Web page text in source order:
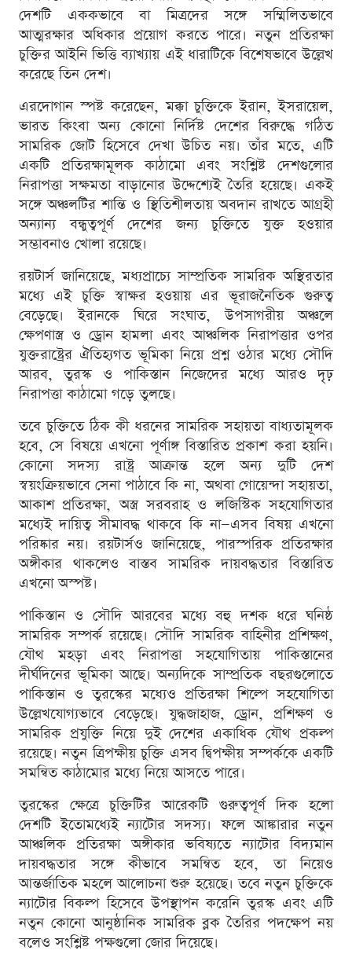
দেশটি এককভাবে বা মিত্রদের সঙ্গে সম্মিলিতভাবে
আত্মরক্ষার অধিকার প্রয়োগ করতে পারে। নতুন প্রতিরক্ষা
চুক্তির আইনি ভিত্তি ব্যাখ্যায় এই ধারাটিকে বিশেষভাবে উল্লেখ
করেছে তিন দেশ।
এরদোগান স্পষ্ট করেছেন, মক্কা চুক্তিকে ইরান, ইসরায়েল,
ভারত কিংবা অন্য কোনো নির্দিষ্ট দেশের বিরুদ্ধে গঠিত
সামরিক জোট হিসেবে দেখা উচিত নয়। তাঁর মতে, এটি
একটি প্রতিরক্ষামূলক কাঠামো এবং সংশ্লিষ্ট দেশগুলোর
নিরাপত্তা সক্ষমতা বাড়ানোর উদ্দেশ্যেই তৈরি হয়েছে। একই
সঙ্গে অঞ্চলটির শান্তি ও স্থিতিশীলতায় অবদান রাখতে আগ্রহী
অন্যান্য বন্ধুত্বপূর্ণ দেশের জন্য চুক্তিতে যুক্ত হওয়ার
সম্ভাবনাও খোলা রয়েছে।
রয়টার্স জানিয়েছে, মধ্যপ্রাচ্যে সাম্প্রতিক সামরিক অস্থিরতার
মধ্যে এই চুক্তি স্বাক্ষর হওয়ায় এর ভূরাজনৈতিক গুরুত্ব
বেড়েছে। ইরানকে ঘিরে সংঘাত, উপসাগরীয় অঞ্চলে
ক্ষেপণাস্ত্র ও ড্রোন হামলা এবং আঞ্চলিক নিরাপত্তার ওপর
যুক্তরাষ্ট্রের ঐতিহ্যগত ভূমিকা নিয়ে প্রশ্ন ওঠার মধ্যে সৌদি
আরব, তুরস্ক ও পাকিস্তান নিজেদের মধ্যে আরও দৃঢ়
নিরাপত্তা কাঠামো গড়ে তুলছে।
তবে চুক্তিতে ঠিক কী ধরনের সামরিক সহায়তা বাধ্যতামূলক
হবে, সে বিষয়ে এখনো পূর্ণাঙ্গ বিস্তারিত প্রকাশ করা হয়নি।
কোনো সদস্য রাষ্ট্র আক্রান্ত হলে অন্য দুটি দেশ
স্বয়ংক্রিয়ভাবে সেনা পাঠাবে কি না, অথবা গোয়েন্দা সহায়তা,
আকাশ প্রতিরক্ষা, অস্ত্র সরবরাহ ও লজিস্টিক সহযোগিতার
মধ্যেই দায়িত্ব সীমাবদ্ধ থাকবে কি না—এসব বিষয় এখনো
পরিষ্কার নয়। রয়টার্সও জানিয়েছে, পারস্পরিক প্রতিরক্ষার
অঙ্গীকার থাকলেও বাস্তব সামরিক দায়বদ্ধতার বিস্তারিত
এখনো অস্পষ্ট।
পাকিস্তান ও সৌদি আরবের মধ্যে বহু দশক ধরে ঘনিষ্ঠ
সামরিক সম্পর্ক রয়েছে। সৌদি সামরিক বাহিনীর প্রশিক্ষণ,
যৌথ মহড়া এবং নিরাপত্তা সহযোগিতায় পাকিস্তানের
দীর্ঘদিনের ভূমিকা আছে। অন্যদিকে সাম্প্রতিক বছরগুলোতে
পাকিস্তান ও তুরস্কের মধ্যেও প্রতিরক্ষা শিল্পে সহযোগিতা
উল্লেখযোগ্যভাবে বেড়েছে। যুদ্ধজাহাজ, ড্রোন, প্রশিক্ষণ ও
সামরিক প্রযুক্তি নিয়ে দুই দেশের একাধিক যৌথ প্রকল্প
রয়েছে। নতুন ত্রিপক্ষীয় চুক্তি এসব দ্বিপক্ষীয় সম্পর্ককে একটি
সমন্বিত কাঠামোর মধ্যে নিয়ে আসতে পারে।
তুরস্কের ক্ষেত্রে চুক্তিটির আরেকটি গুরুত্বপূর্ণ দিক হলো
দেশটি ইতোমধ্যেই ন্যাটোর সদস্য। ফলে আঙ্কারার নতুন
আঞ্চলিক প্রতিরক্ষা অঙ্গীকার ভবিষ্যতে ন্যাটোর বিদ্যমান
দায়বদ্ধতার সঙ্গে কীভাবে সমন্বিত হবে, তা নিয়েও
আন্তর্জাতিক মহলে আলোচনা শুরু হয়েছে। তবে নতুন চুক্তিকে
ন্যাটোর বিকল্প হিসেবে উপস্থাপন করেনি তুরস্ক এবং এটি
নতুন কোনো আনুষ্ঠানিক সামরিক ব্লক তৈরির পদক্ষেপ নয়
বলেও সংশ্লিষ্ট পক্ষগুলো জোর দিয়েছে।